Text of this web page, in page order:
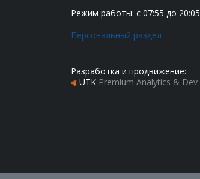
Режим работы: с 07:55 до 20:05
Персональный раздел
Разработка и продвижение:
UTK Premium Analytics & Dev